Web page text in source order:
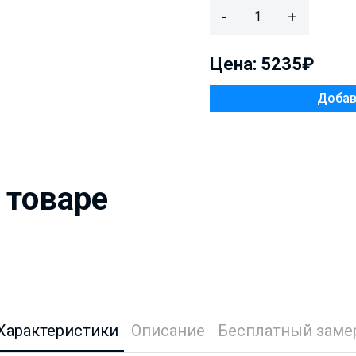
- +
Цена: 5235₽
Описание Бесплатный